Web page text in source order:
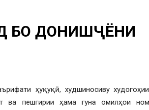
БО ДОНИШҶӮЁНИ
ҳуқуқӣ, худшиносиву
ва пешгирии ҳама гуна омилҳои